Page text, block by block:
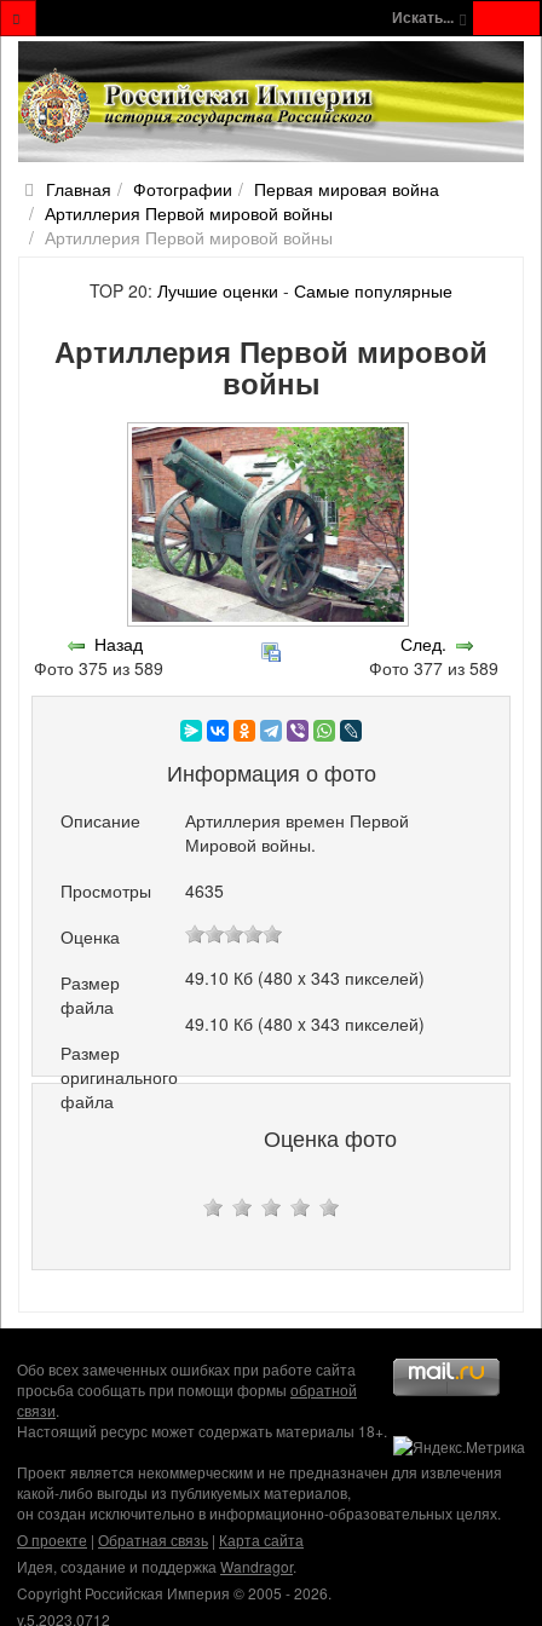
Искать...
Главная Фотографии
Первая мировая война
Артиллерия Первой мировой войны
Артиллерия Первой мировой войны
TOP 20: Лучшие оценки - Самые популярные
Артиллерия Первой мировой
войны
Назад
Фото 375 из 589
След.
Фото 377 из 589
Информация о фото
Описание
Артиллерия времен Первой
Мировой войны.
Просмотры
4635
Оценка
Размер
файла
49.10 Кб (480 x 343 пикселей)
Размер
оригинального
файла
49.10 Кб (480 x 343 пикселей)
Оценка фото
Обо всех замеченных ошибках при работе сайта
просьба сообщать при помощи формы обратной
связи.
Настоящий ресурс может содержать материалы 18+.
Проект является некоммерческим и не предназначен для извлечения
какой-либо выгоды из публикуемых материалов,
он создан исключительно в информационно-образовательных целях.
О проекте | Обратная связь | Карта сайта
Идея, создание и поддержка Wandragor.
Copyright Российская Империя © 2005 - 2026.
v.5.2023.0712